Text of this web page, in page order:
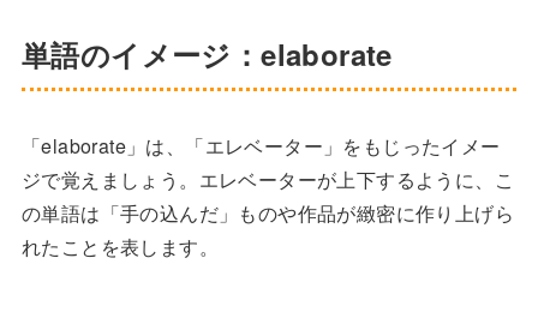
単語のイメージ：elaborate
「elaborate」は、「エレベーター」をもじったイメー
ジで覚えましょう。エレベーターが上下するように、こ
の単語は「手の込んだ」ものや作品が緻密に作り上げら
れたことを表します。